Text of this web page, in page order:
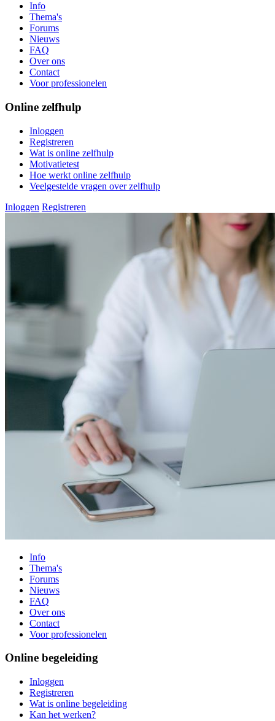
Info
Thema's
Forums
Nieuws
FAQ
Over ons
Contact
Voor professionelen
Online zelfhulp
Inloggen
Registreren
Wat is online zelfhulp
Motivatietest
Hoe werkt online zelfhulp
Veelgestelde vragen over zelfhulp
Inloggen Registreren
Info
Thema's
Forums
Nieuws
FAQ
Over ons
Contact
Voor professionelen
Online begeleiding
Inloggen
Registreren
Wat is online begeleiding
Kan het werken?